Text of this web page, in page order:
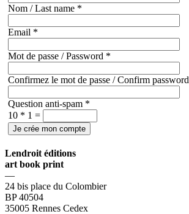
Nom / Last name *
Email *
Mot de passe / Password *
Confirmez le mot de passe / Confirm password
Question anti-spam *
10 * 1 =
Je crée mon compte
Lendroit éditions
art book print
—
24 bis place du Colombier
BP 40504
35005 Rennes Cedex